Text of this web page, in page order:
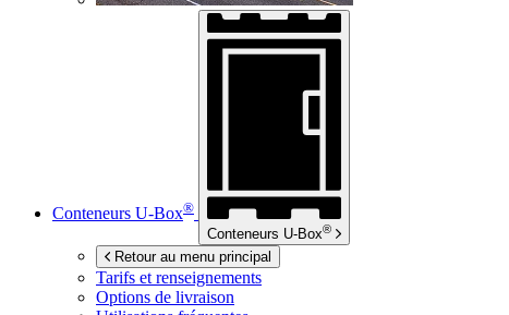
Conteneurs U-Box®
Conteneurs U-Box®
Retour au menu principal
Tarifs et renseignements
Options de livraison